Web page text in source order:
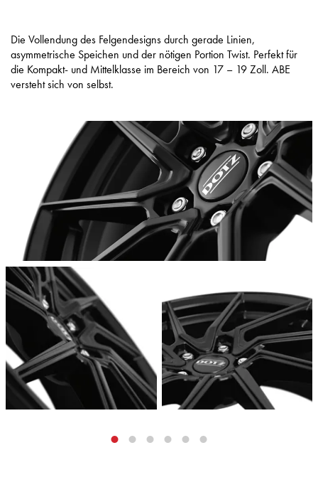
Die Vollendung des Felgendesigns durch gerade Linien,
asymmetrische Speichen und der nötigen Portion Twist. Perfekt für
die Kompakt- und Mittelklasse im Bereich von 17 – 19 Zoll. ABE
versteht sich von selbst.